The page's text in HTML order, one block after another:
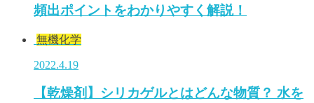
頻出ポイントをわかりやすく解説！
無機化学
2022.4.19
【乾燥剤】シリカゲルとはどんな物質？ 水を